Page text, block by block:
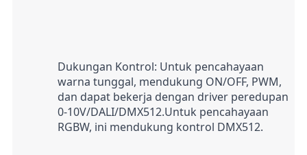
Dukungan Kontrol: Untuk pencahayaan
warna tunggal, mendukung ON/OFF, PWM,
dan dapat bekerja dengan driver peredupan
0-10V/DALI/DMX512.Untuk pencahayaan
RGBW, ini mendukung kontrol DMX512.